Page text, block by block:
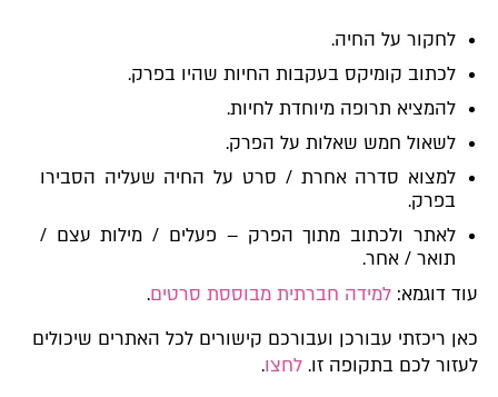
לחקור על החיה.
לכתוב קומיקס בעקבות החיות שהיו בפרק.
להמציא תרופה מיוחדת לחיות.
לשאול חמש שאלות על הפרק.
למצוא סדרה אחרת / סרט על החיה שעליה הסבירו
בפרק.
לאתר ולכתוב מתוך הפרק – פעלים / מילות עצם /
תואר / אחר.
עוד דוגמא: למידה חברתית מבוססת סרטים.
כאן ריכזתי עבורכן ועבורכם קישורים לכל האתרים שיכולים
לעזור לכם בתקופה זו. לחצו.